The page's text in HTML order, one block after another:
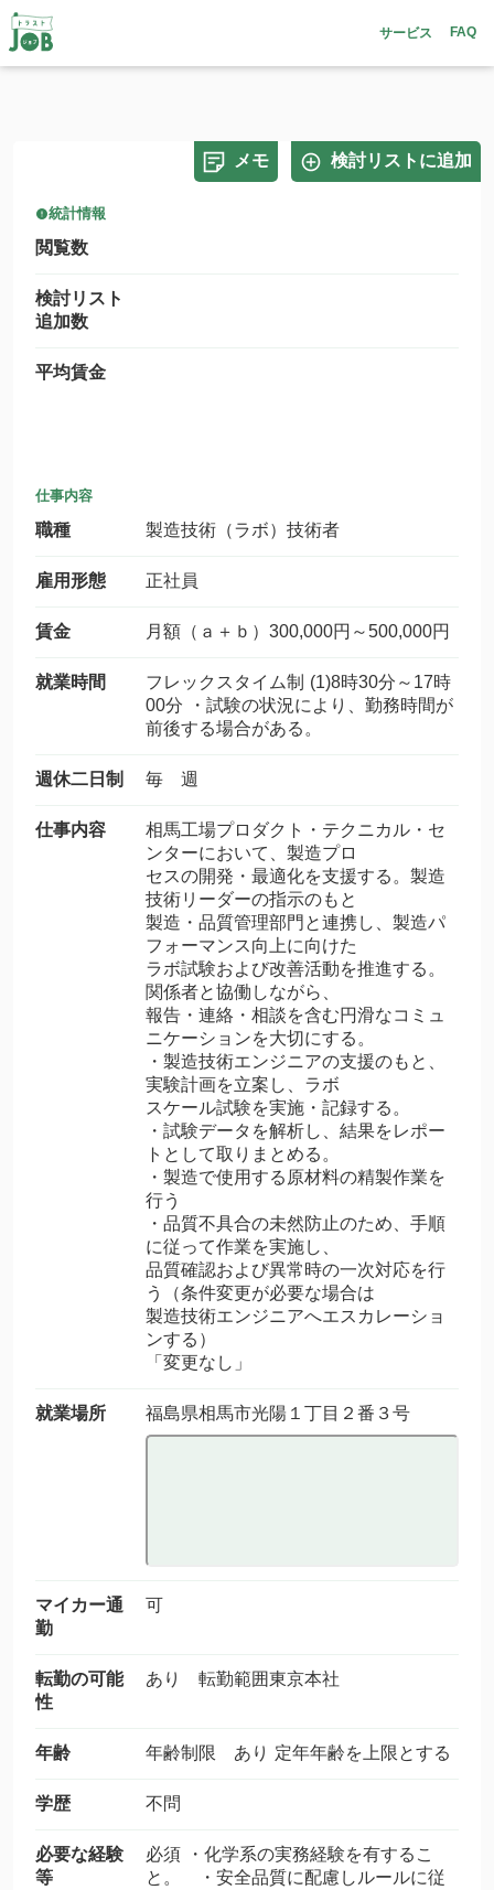
サービス FAQ
メモ 検討リストに追加
統計情報
閲覧数
検討リスト
追加数
平均賃金
仕事内容
職種 製造技術（ラボ）技術者
雇用形態 正社員
賃金 月額（ａ＋ｂ）300,000円～500,000円
就業時間
フレックスタイム制 (1)8時30分～17時
00分 ・試験の状況により、勤務時間が
前後する場合がある。
週休二日制 毎 週
仕事内容
相馬工場プロダクト・テクニカル・セ
ンターにおいて、製造プロ
セスの開発・最適化を支援する。製造
技術リーダーの指示のもと
製造・品質管理部門と連携し、製造パ
フォーマンス向上に向けた
ラボ試験および改善活動を推進する。
関係者と協働しながら、
報告・連絡・相談を含む円滑なコミュ
ニケーションを大切にする。
・製造技術エンジニアの支援のもと、
実験計画を立案し、ラボ
スケール試験を実施・記録する。
・試験データを解析し、結果をレポー
トとして取りまとめる。
・製造で使用する原材料の精製作業を
行う
・品質不具合の未然防止のため、手順
に従って作業を実施し、
品質確認および異常時の一次対応を行
う（条件変更が必要な場合は
製造技術エンジニアへエスカレーショ
ンする）
「変更なし」
就業場所 福島県相馬市光陽１丁目２番３号
マイカー通
勤
可
転勤の可能
性
あり 転勤範囲東京本社
年齢 年齢制限 あり 定年年齢を上限とする
学歴 不問
必要な経験
等
必須 ・化学系の実務経験を有するこ
と。 ・安全品質に配慮しルールに従